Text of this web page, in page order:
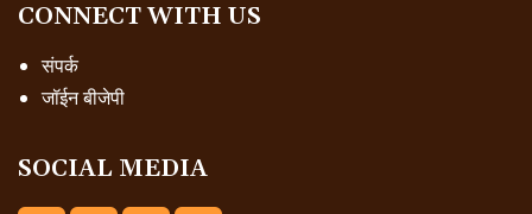
CONNECT WITH US
संपर्क
जॉईन बीजेपी
SOCIAL MEDIA